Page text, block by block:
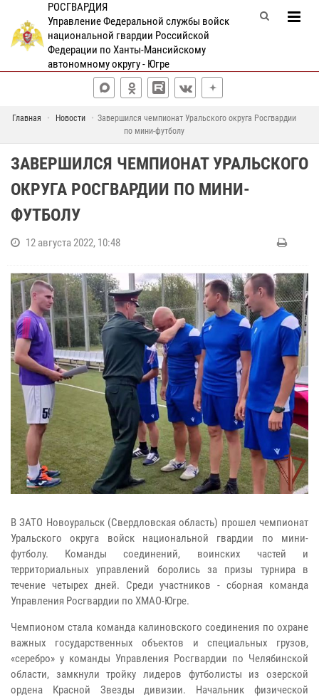
РОСГВАРДИЯ
Управление Федеральной службы войск
национальной гвардии Российской
Федерации по Ханты-Мансийскому
автономному округу - Югре
Главная Новости
Завершился чемпионат Уральского округа Росгвардии
по мини-футболу
ЗАВЕРШИЛСЯ ЧЕМПИОНАТ УРАЛЬСКОГО
ОКРУГА РОСГВАРДИИ ПО МИНИ-
ФУТБОЛУ
12 августа 2022, 10:48
В ЗАТО Новоуральск (Свердловская область) прошел чемпионат
Уральского округа войск национальной гвардии по мини-
футболу. Команды соединений, воинских частей и
территориальных управлений боролись за призы турнира в
течение четырех дней. Среди участников - сборная команда
Управления Росгвардии по ХМАО-Югре.
Чемпионом стала команда калиновского соединения по охране
важных государственных объектов и специальных грузов,
«серебро» у команды Управления Росгвардии по Челябинской
области, замкнули тройку лидеров футболисты из озерской
ордена Красной Звезды дивизии. Начальник физической